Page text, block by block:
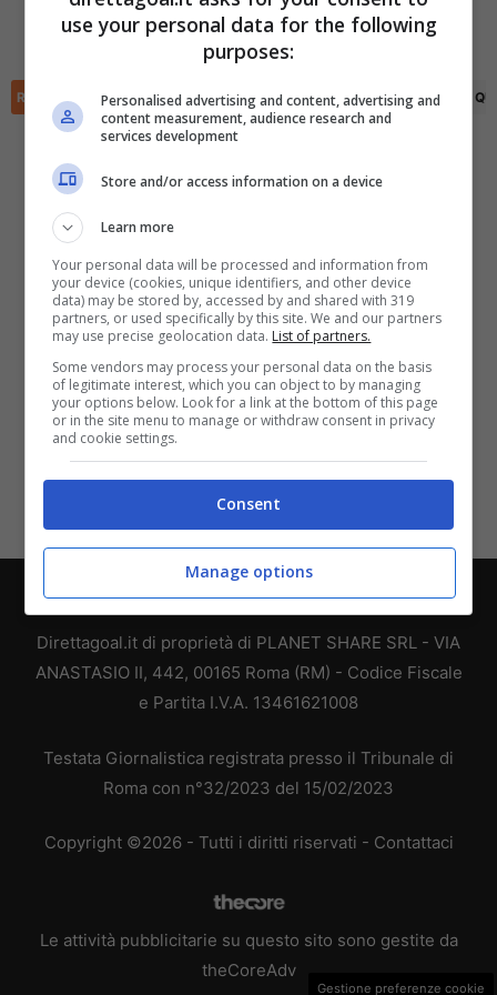
Kashan Hines (37')
Gael Quintero (40')
RIEPILOGO STATISTICHE PRONOSTICI FORMAZIONI CLASSIFICA
Chi siamo-Redazione-Privacy Policy-Disclaimer
Direttagoal.it di proprietà di PLANET SHARE SRL - VIA
ANASTASIO II, 442, 00165 Roma (RM) - Codice Fiscale
e Partita I.V.A. 13461621008
Testata Giornalistica registrata presso il Tribunale di
Roma con n°32/2023 del 15/02/2023
Copyright ©2026 - Tutti i diritti riservati - Contattaci
Le attività pubblicitarie su questo sito sono gestite da
theCoreAdv
Scarica DirettaGoal!
Con i pronostici dei migliori Tipster!
Scarica su Google Play
Gestione preferenze cookie
use your personal data for the following
purposes:
Personalised advertising and content, advertising and
content measurement, audience research and
services development
Store and/or access information on a device
Learn more
Your personal data will be processed and information from
your device (cookies, unique identifiers, and other device
data) may be stored by, accessed by and shared with 319
partners, or used specifically by this site. We and our partners
may use precise geolocation data. List of partners.
Some vendors may process your personal data on the basis
of legitimate interest, which you can object to by managing
your options below. Look for a link at the bottom of this page
or in the site menu to manage or withdraw consent in privacy
and cookie settings.
Consent
Manage options